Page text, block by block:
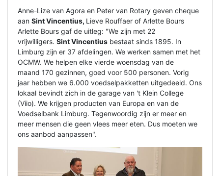
Anne-Lize van Agora en Peter van Rotary geven cheque
aan Sint Vincentius, Lieve Rouffaer of Arlette Bours
Arlette Bours gaf de uitleg: "We zijn met 22
vrijwilligers. Sint Vincentius bestaat sinds 1895. In
Limburg zijn er 37 afdelingen. We werken samen met het
OCMW. We helpen elke vierde woensdag van de
maand 170 gezinnen, goed voor 500 personen. Vorig
jaar hebben we 6.000 voedselpakketten uitgedeeld. Ons
lokaal bevindt zich in de garage van 't Klein College
(Viio). We krijgen producten van Europa en van de
Voedselbank Limburg. Tegenwoordig zijn er meer en
meer mensen die geen vlees meer eten. Dus moeten we
ons aanbod aanpassen".